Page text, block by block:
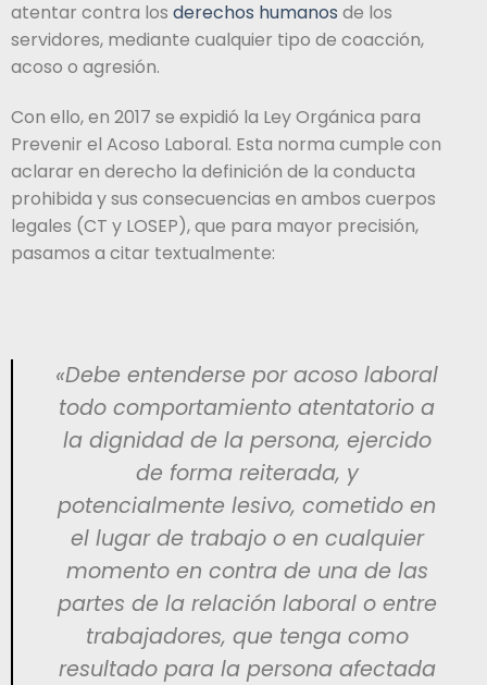
atentar contra los derechos humanos de los
servidores, mediante cualquier tipo de coacción,
acoso o agresión.
Con ello, en 2017 se expidió la Ley Orgánica para
Prevenir el Acoso Laboral. Esta norma cumple con
aclarar en derecho la definición de la conducta
prohibida y sus consecuencias en ambos cuerpos
legales (CT y LOSEP), que para mayor precisión,
pasamos a citar textualmente:
«Debe entenderse por acoso laboral
todo comportamiento atentatorio a
la dignidad de la persona, ejercido
de forma reiterada, y
potencialmente lesivo, cometido en
el lugar de trabajo o en cualquier
momento en contra de una de las
partes de la relación laboral o entre
trabajadores, que tenga como
resultado para la persona afectada